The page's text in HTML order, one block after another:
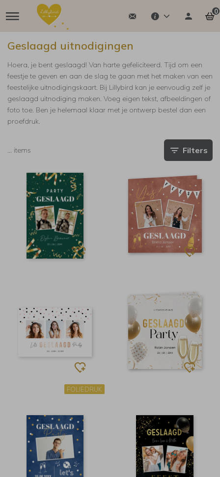
0
Geslaagd uitnodigingen
Hoera, je bent geslaagd! Van harte gefeliciteerd. Tijd om een
feestje te geven en aan de slag te gaan met het maken van een
feestelijke uitnodigingskaart. Bij Lillybird kan je eenvoudig zelf je
geslaagd uitnodiging maken. Voeg eigen tekst, afbeeldingen of
foto toe. Ben je helemaal klaar met je ontwerp bestel dan een
proefdruk.
items Filters
FOLIEDRUK